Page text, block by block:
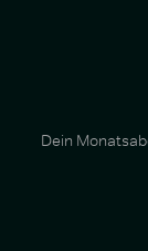
Dein